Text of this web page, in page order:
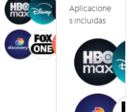
Aplicacione
s incluidas